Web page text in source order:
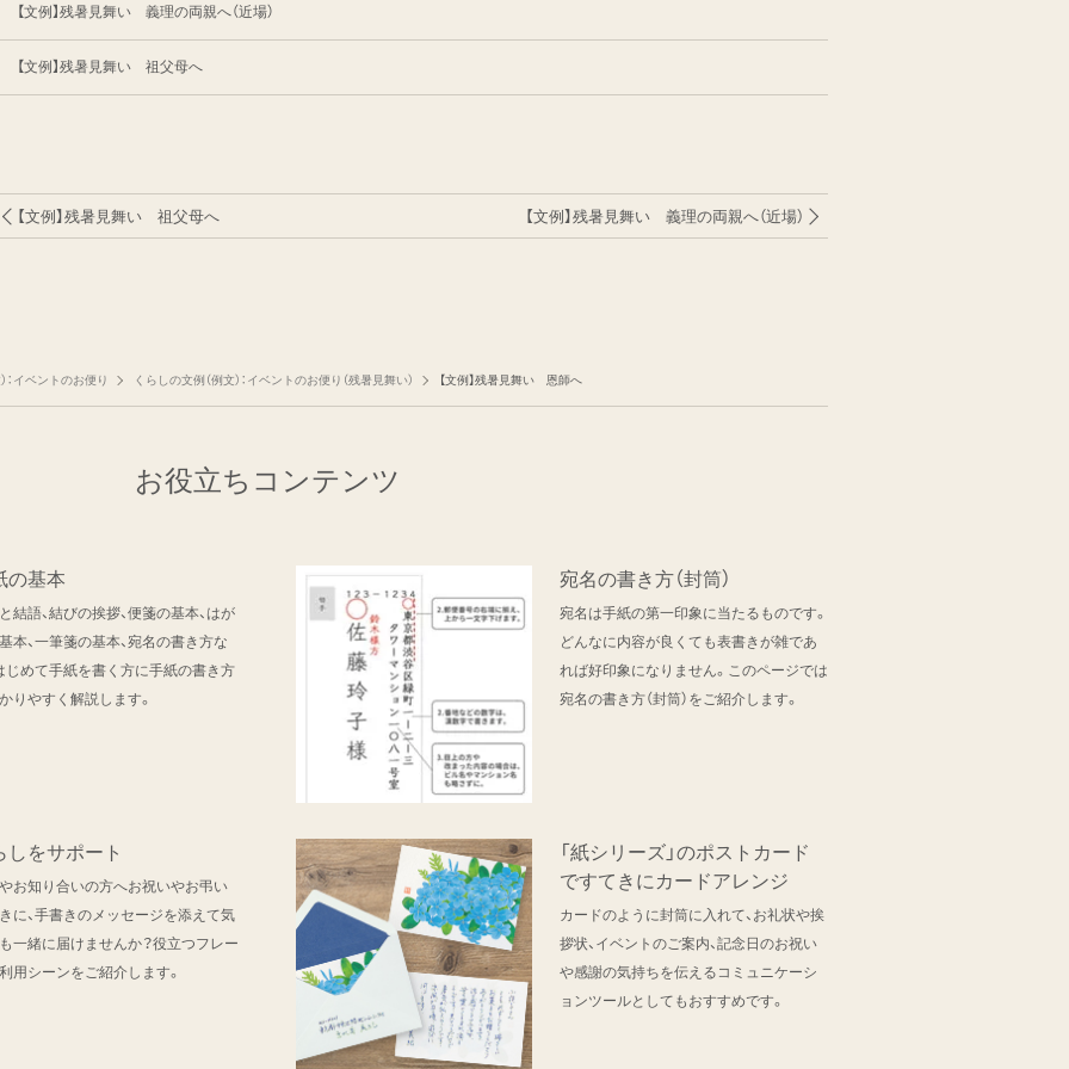
【文例】残暑見舞い 義理の両親へ（近場）
【文例】残暑見舞い 祖父母へ
【文例】残暑見舞い 祖父母へ 【文例】残暑見舞い 義理の両親へ（近場）
：イベントのお便り くらしの文例（例文）：イベントのお便り（残暑見舞い） 【文例】残暑見舞い 恩師へ
お役立ちコンテンツ
の基本
結語、結びの挨拶、便箋の基本、はが
本、一筆箋の基本、宛名の書き方な
じめて手紙を書く方に手紙の書き方
りやすく解説します。
宛名の書き方（封筒）
宛名は手紙の第一印象に当たるものです。
どんなに内容が良くても表書きが雑であ
れば好印象になりません。このページでは
宛名の書き方（封筒）をご紹介します。
しをサポート
お知り合いの方へお祝いやお弔い
に、手書きのメッセージを添えて気
一緒に届けませんか？役立つフレー
用シーンをご紹介します。
「紙シリーズ」のポストカード
ですてきにカードアレンジ
カードのように封筒に入れて、お礼状や挨
拶状、イベントのご案内、記念日のお祝い
や感謝の気持ちを伝えるコミュニケーシ
ョンツールとしてもおすすめです。